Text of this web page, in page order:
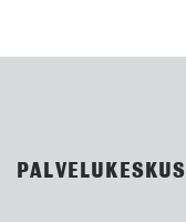
PALVELUKESKUS